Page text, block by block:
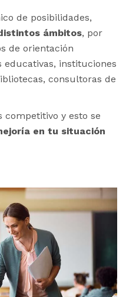
de posibilidades,
ámbitos, por
de orientación
instituciones
consultoras de
y esto se
en tu situación